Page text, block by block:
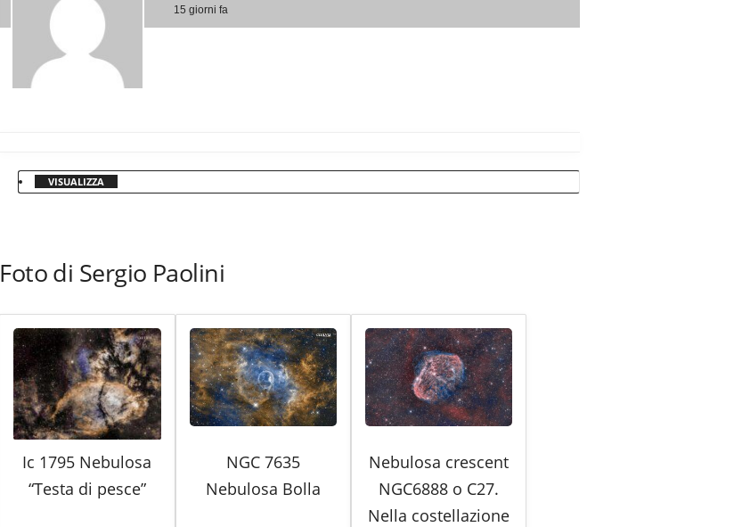
15 giorni fa
VISUALIZZA
Foto di Sergio Paolini
Ic 1795 Nebulosa
“Testa di pesce”
NGC 7635
Nebulosa Bolla
Nebulosa crescent
NGC6888 o C27.
Nella costellazione